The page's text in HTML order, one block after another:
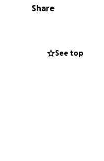
Share
See top